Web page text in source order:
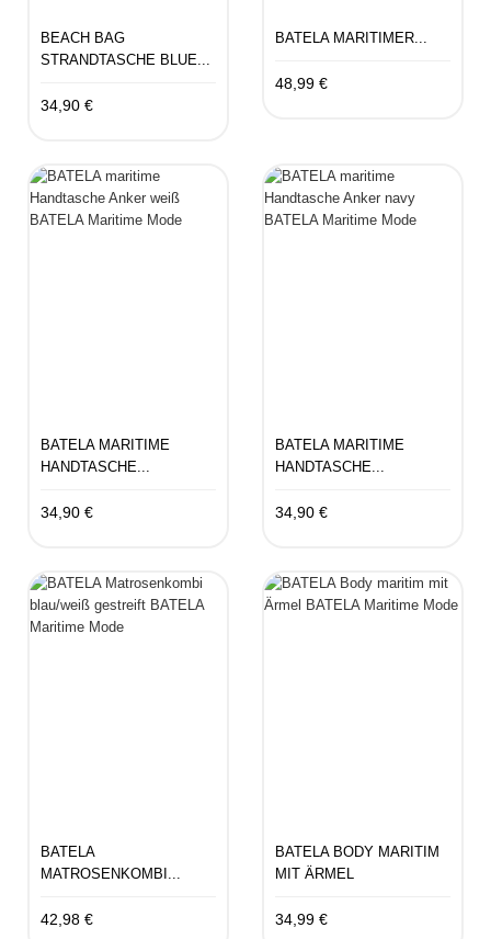
BEACH BAG
STRANDTASCHE BLUE...
34,90 €
BATELA MARITIMER...
48,99 €
BATELA MARITIME
HANDTASCHE...
34,90 €
BATELA MARITIME
HANDTASCHE...
34,90 €
BATELA
MATROSENKOMBI...
42,98 €
BATELA BODY MARITIM
MIT ÄRMEL
34,99 €